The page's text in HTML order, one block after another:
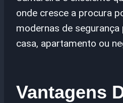
onde cresce a procura
modernas de
casa, apartamento ou
Vantagens